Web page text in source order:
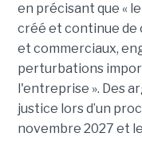
en précisant que «
créé et continue de
et commerciaux,
perturbations
l'entreprise ». Des
justice lors d’un
novembre 2027 et